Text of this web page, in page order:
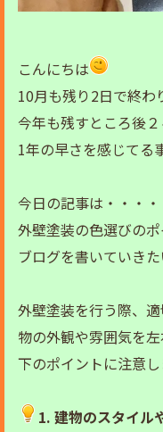
こんにちは
10月も残り2日で終わ
今年も残すところ後
1年の早さを感じてる
今日の記事は・・・・
外壁塗装の色選びの
ブログを書いていき
外壁塗装を行う際、
物の外観や雰囲気を
下のポイントに注意し
1. 建物のスタイル